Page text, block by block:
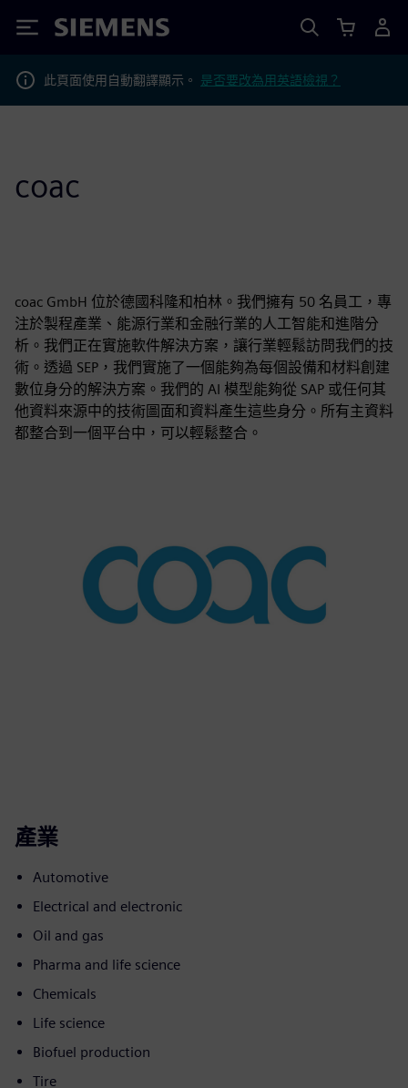
Siemens
此頁面使用自動翻譯顯示。 是否要改為用英語檢視？
coac
coac GmbH 位於德國科隆和柏林。我們擁有 50 名員工，專
注於製程產業、能源行業和金融行業的人工智能和進階分
析。我們正在實施軟件解決方案，讓行業輕鬆訪問我們的技
術。透過 SEP，我們實施了一個能夠為每個設備和材料創建
數位身分的解決方案。我們的 AI 模型能夠從 SAP 或任何其
他資料來源中的技術圖面和資料產生這些身分。所有主資料
都整合到一個平台中，可以輕鬆整合。
產業
Automotive
Electrical and electronic
Oil and gas
Pharma and life science
Chemicals
Life science
Biofuel production
Tire